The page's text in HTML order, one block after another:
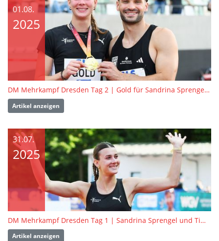
01.08.
2025
DM Mehrkampf Dresden Tag 2 | Gold für Sandrina Sprengel und Tim Nowak
Artikel anzeigen
31.07.
2025
DM Mehrkampf Dresden Tag 1 | Sandrina Sprengel und Tim Nowak führen Zwischenwertung an
Artikel anzeigen